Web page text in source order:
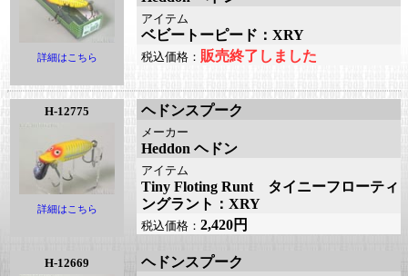
詳細はこちら
アイテム
ベビートーピード：XRY
税込価格： 販売終了しました
H-12775
詳細はこちら
ヘドンスプーク
メーカー
Heddon ヘドン
アイテム
Tiny Floting Runt タイニーフローティ
ングラント：XRY
税込価格： 2,420円
H-12669 ヘドンスプーク